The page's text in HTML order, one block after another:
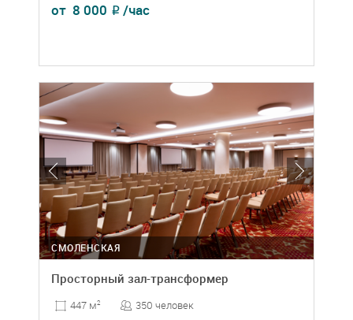
от 8 000 ₽ /час
СМОЛЕНСКАЯ
Просторный зал-трансформер
447 м2 350 человек